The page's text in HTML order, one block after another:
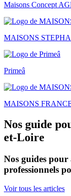
Maisons Concept
MAISONS
Primeâ
MAISONS
Nos guide
et-Loire
Nos guides
professionnels
Voir tous les articles